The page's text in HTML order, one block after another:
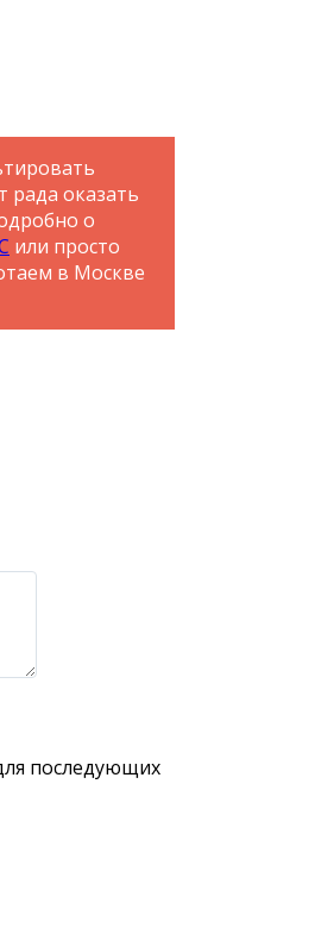
рада оказать
о
или просто
в Москве
последующих